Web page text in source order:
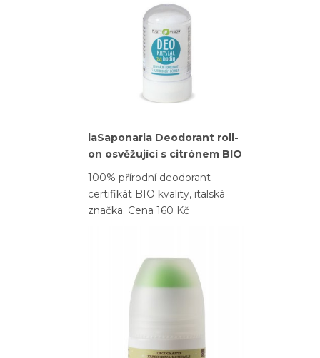
laSaponaria Deodorant roll-
on osvěžující s citrónem BIO
100% přírodní deodorant –
certifikát BIO kvality, italská
značka. Cena 160 Kč